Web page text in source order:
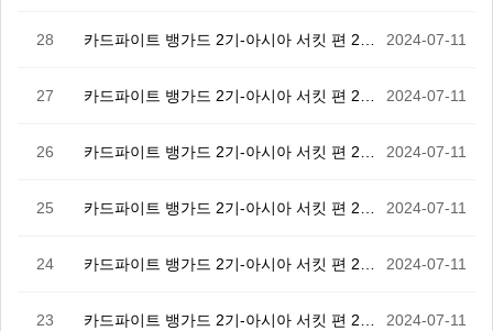
28 2024-07-11
27 2024-07-11
26 2024-07-11
25 2024-07-11
24 2024-07-11
23 2024-07-11